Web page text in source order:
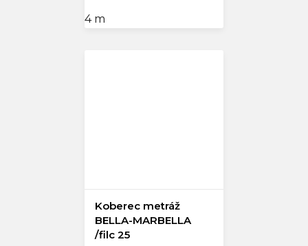
4 m
Koberec metráž
BELLA-MARBELLA
/filc 25